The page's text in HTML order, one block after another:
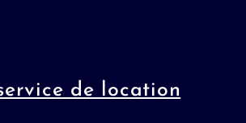
de location